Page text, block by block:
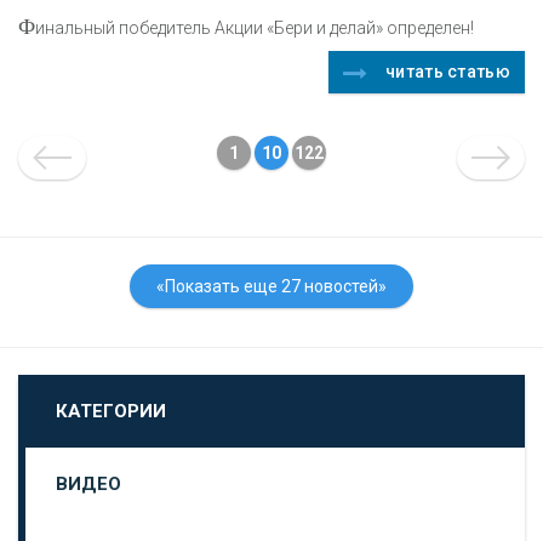
Финальный победитель Акции «Бери и делай» определен!
читать статью
1 10 122
«Показать еще 27 новостей»
КАТЕГОРИИ
ВИДЕО